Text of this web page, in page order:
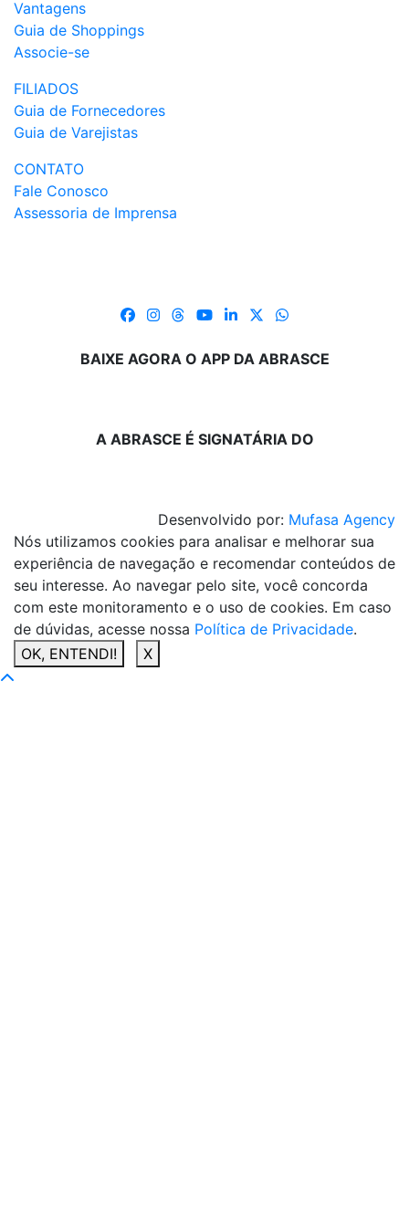
Vantagens
Guia de Shoppings
Associe-se
FILIADOS
Guia de Fornecedores
Guia de Varejistas
CONTATO
Fale Conosco
Assessoria de Imprensa
BAIXE AGORA O APP DA ABRASCE
A ABRASCE É SIGNATÁRIA DO
Desenvolvido por: Mufasa Agency
Nós utilizamos cookies para analisar e melhorar sua
experiência de navegação e recomendar conteúdos de
seu interesse. Ao navegar pelo site, você concorda
com este monitoramento e o uso de cookies. Em caso
de dúvidas, acesse nossa Política de Privacidade.
OK, ENTENDI!
X